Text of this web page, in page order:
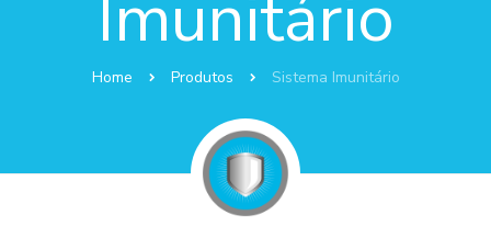
Imunitário
Home Produtos Sistema Imunitário